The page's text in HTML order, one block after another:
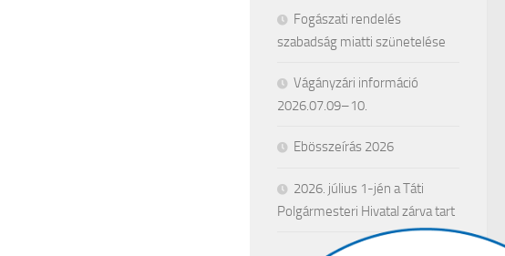
Fogászati rendelés
szabadság miatti szünetelése
Vágányzári információ
2026.07.09–10.
Ebösszeírás 2026
2026. július 1-jén a Táti
Polgármesteri Hivatal zárva tart